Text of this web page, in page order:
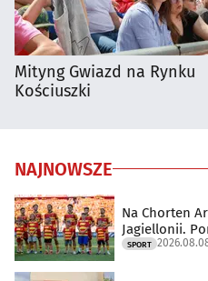
Mityng Gwiazd na Rynku
Kościuszki
NAJNOWSZE
Na Chorten
Jagiellonii.
SPORT